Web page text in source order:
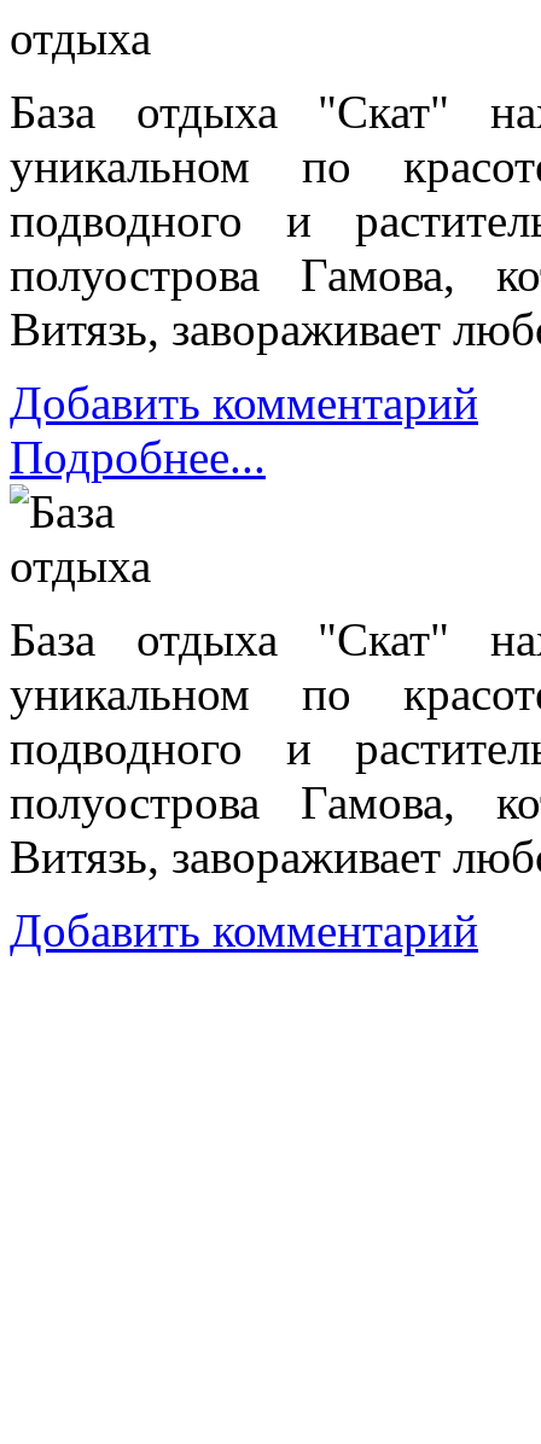
База отдыха "Скат"
уникальном по
подводного и
полуострова Гамова,
Витязь, завораживает
Добавить комментарий
Подробнее...
База отдыха "Скат"
уникальном по
подводного и
полуострова Гамова,
Витязь, завораживает
Добавить комментарий